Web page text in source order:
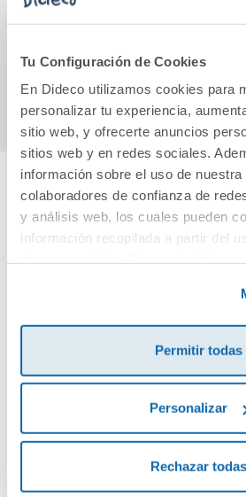
Tu Configuración de Cookies
En Dideco utilizamos cookies para
personalizar tu experiencia,
sitio web, y ofrecerte anuncios
sitios web y en redes sociales.
información sobre el uso de
colaboradores de confianza de
y análisis web, los cuales pueden
información recopilada a partir del
Permitir todas
Personalizar
Rechazar todas
Comprar
Cuéntanos
Debes iniciar